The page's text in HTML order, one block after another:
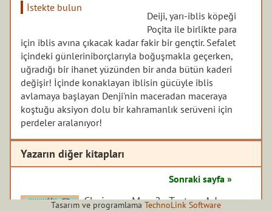
İstekte bulun
Deiji, yarı-iblis köpeği
Poçita ile birlikte para
için iblis avına çıkacak kadar fakir bir gençtir. Sefalet
içindeki günleriniborçlarıyla boğuşmakla geçerken,
uğradığı bir ihanet yüzünden bir anda bütün kaderi
değişir! İçinde konaklayan iblisin gücüyle iblis
avlamaya başlayan Denji'nin maceradan maceraya
koştuğu aksiyon dolu bir kahramanlık serüveni için
perdeler aralanıyor!
Yazarın diğer kitapları
Sonraki sayfa »
Chainsaw Man 2 - Testere Adam
Tasarım ve programlama TechnoLink Software